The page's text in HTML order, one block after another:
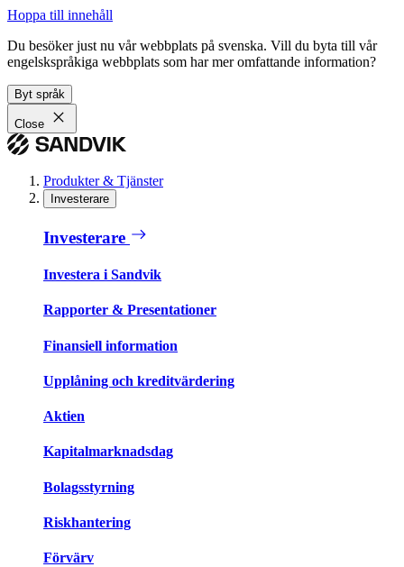
Hoppa till innehåll
Du besöker just nu vår webbplats på svenska. Vill du byta till vår
engelskspråkiga webbplats som har mer omfattande information?
Byt språk
Close
Produkter & Tjänster
Investerare
Investerare
Investera i Sandvik
Rapporter & Presentationer
Finansiell information
Upplåning och kreditvärdering
Aktien
Kapitalmarknadsdag
Bolagsstyrning
Riskhantering
Förvärv